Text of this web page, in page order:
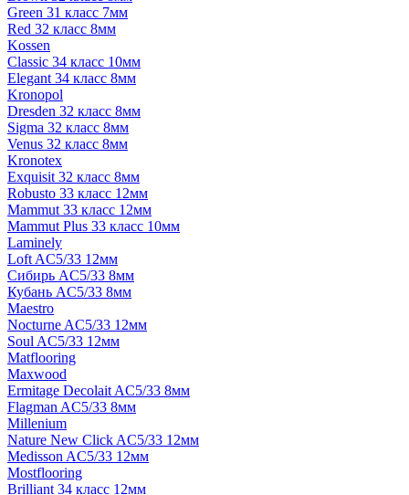
Green 31 класс 7мм
Red 32 класс 8мм
Kossen
Classic 34 класс 10мм
Elegant 34 класс 8мм
Kronopol
Dresden 32 класс 8мм
Sigma 32 класс 8мм
Venus 32 класс 8мм
Kronotex
Exquisit 32 класс 8мм
Robusto 33 класс 12мм
Mammut 33 класс 12мм
Mammut Plus 33 класс 10мм
Laminely
Loft AC5/33 12мм
Сибирь AC5/33 8мм
Кубань AC5/33 8мм
Maestro
Nocturne AC5/33 12мм
Soul AC5/33 12мм
Matflooring
Maxwood
Ermitage Decolait AC5/33 8мм
Flagman AC5/33 8мм
Millenium
Nature New Click AC5/33 12мм
Medisson AC5/33 12мм
Mostflooring
Brilliant 34 класс 12мм